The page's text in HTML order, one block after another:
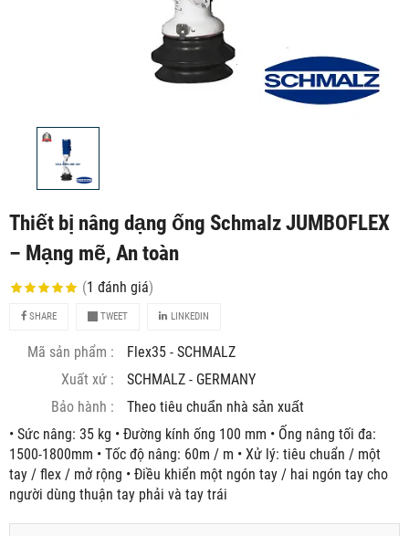
Thiết bị nâng dạng ống Schmalz JUMBOFLEX
– Mạng mẽ, An toàn
(1 đánh giá)
SHARE TWEET LINKEDIN
Mã sản phẩm :
Flex35 - SCHMALZ
Xuất xứ :
SCHMALZ - GERMANY
Bảo hành :
Theo tiêu chuẩn nhà sản xuất
• Sức nâng: 35 kg • Đường kính ống 100 mm • Ống nâng tối đa:
1500-1800mm • Tốc độ nâng: 60m / m • Xử lý: tiêu chuẩn / một
tay / flex / mở rộng • Điều khiển một ngón tay / hai ngón tay cho
người dùng thuận tay phải và tay trái